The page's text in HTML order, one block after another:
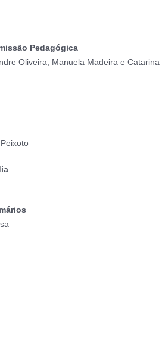
Pedagógica
Oliveira, Manuela Madeira e Catarina